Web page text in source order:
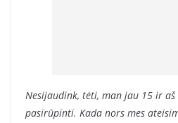
Nesijaudink, tėti, man jau 15 ir aš
pasirūpinti. Kada nors mes